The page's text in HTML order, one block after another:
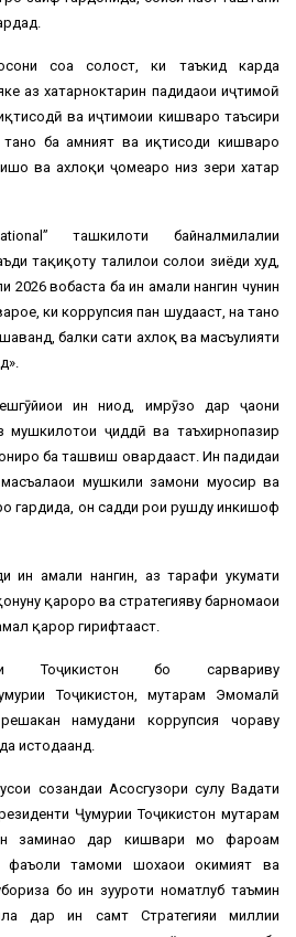
соҳа солҳост, ки таъкид карда
аз хатарноктарин падидаҳои иҷтимоӣ
ва иҷтимоии кишварҳо таъсири
ба амният ва иқтисоди кишварҳо
ва ахлоқи ҷомеаро низ зери хатар
ташкилоти байналмилалии
таҳқиқоту таҳлилҳои солҳои зиёди худ,
2026 вобаста ба ин амали нангин чунин
ки коррупсия паҳн шудааст, на танҳо
балки сатҳи ахлоқ ва масъулияти
ин ниҳод, имрӯзҳо дар ҷаҳони
мушкилотҳои ҷиддӣ ва таъхирнопазир
ба ташвиш овардааст. Ин падидаи
мушкили замони муосир ва
гардида, он садди роҳи рушду инкишоф
ин амали нангин, аз тарафи ҳукумати
қарорҳо ва стратегияву барномаҳои
қарор гирифтааст.
Тоҷикистон бо сарвариву
Тоҷикистон, муҳтарам Эмомалӣ
намудани коррупсия чораву
истодаанд.
созандаи Асосгузори сулҳу Ваҳдати
Ҷумҳурии Тоҷикистон муҳтарам
заминаҳо дар кишвари мо фароҳам
тамоми шохаҳои ҳокимият ва
бо ин зуҳуроти номатлуб таъмин
дар ин самт Стратегияи миллии